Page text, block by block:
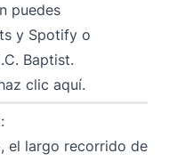
puedes
y Spotify o
Baptist.
clic aquí.
el largo recorrido de